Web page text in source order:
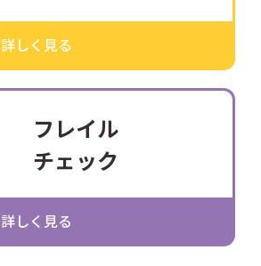
詳しく見る
フレイル
チェック
詳しく見る